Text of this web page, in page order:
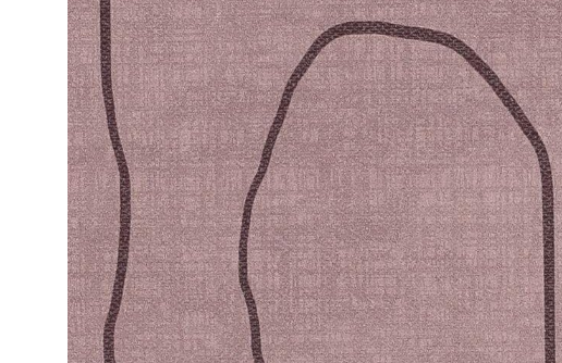
ЦВЕТА